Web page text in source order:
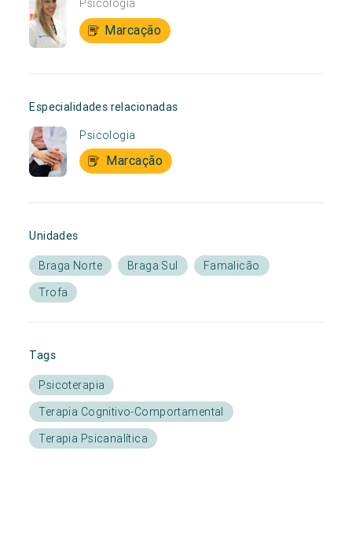
Psicologia
Marcação
Especialidades relacionadas
Psicologia
Marcação
Unidades
Braga Norte Braga Sul
Famalicão
Trofa
Tags
Psicoterapia
Terapia Cognitivo-Comportamental
Terapia Psicanalítica